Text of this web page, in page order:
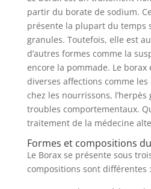
partir du borate de sodium.
présente la plupart du temps
granules. Toutefois, elle est
d’autres formes comme la
encore la pommade. Le
diverses affections comme
chez les nourrissons,
troubles comportementaux.
traitement de la médecine
Formes et compositions
Le Borax se présente sous
compositions sont différentes :